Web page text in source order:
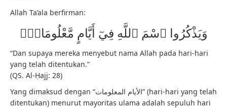
Allah Ta’ala berfirman:
وَيَذْكُرُوا ٱسْمَ ٱللَّهِ فِيٓ أَيَّامٍ مَّعْلُومَاتٍۢ
“Dan supaya mereka menyebut nama Allah pada hari-hari
yang telah ditentukan.”
(QS. Al-Ḥajj: 28)
Yang dimaksud dengan “الأيام المعلومات” (hari-hari yang telah
ditentukan) menurut mayoritas ulama adalah sepuluh hari